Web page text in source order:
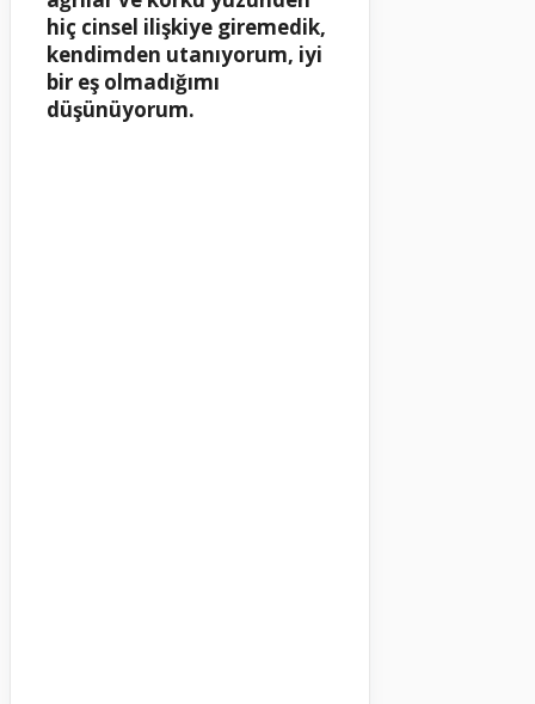
hiç cinsel ilişkiye giremedik,
kendimden utanıyorum, iyi
bir eş olmadığımı
düşünüyorum.